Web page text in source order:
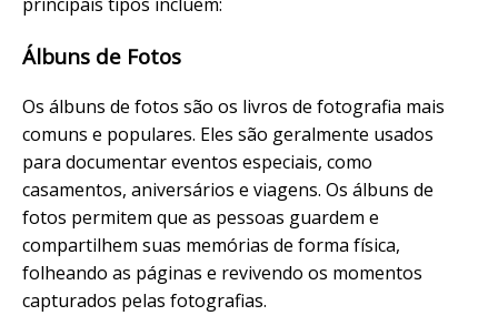
principais tipos incluem:
Álbuns de Fotos
Os álbuns de fotos são os livros de fotografia mais
comuns e populares. Eles são geralmente usados
para documentar eventos especiais, como
casamentos, aniversários e viagens. Os álbuns de
fotos permitem que as pessoas guardem e
compartilhem suas memórias de forma física,
folheando as páginas e revivendo os momentos
capturados pelas fotografias.